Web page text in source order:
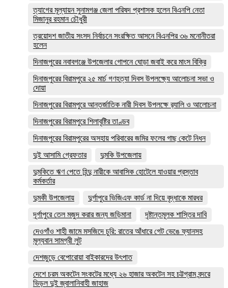
ত্যাগের মূল্যায়ন সুনামগঞ্জ জেলা পরিষদ প্রশাসক হলেন বিএনপি নেতা
মিজানুর রহমান চৌধুরী
ত্রয়োদশ জাতীয় সংসদ নির্বাচনে সংরক্ষিত আসনে বিএনপির ৩৬ মনোনীতরা
হলেন
দিনাজপুরের নবাবগঞ্জে উপজেলার গোপনে ঘোড়া জবাই করে মাংস বিক্রি
দিনাজপুরের ‎বিরামপুরে ২৫ মার্চ গণহত্যা দিবস উপলক্ষ্যে আলোচনা সভা ও
দোয়া
দিনাজপুরের বিরামপুরে আন্তর্জাতিক নারী দিবস উপলক্ষে র‍্যালি ও আলোচনা
দিনাজপুরের বিরামপুরে শিলাবৃষ্টির তাণ্ডব
দিনাজপুরের বিরামপুরের অসহায় পরিবারের জমির ফলের গাছ কেটে নিধন
দুই আসামি গ্রেফতার
দুমকি উপজেলায়
দুমকিতে ঋণ পেতে হিন্দু নারীকে আবাসিক হোটেলে যাওয়ার প্রস্তাব
কর্মকর্তার
দুমকী উপজেলায়
দুর্গাপুরে ভিজিএফ কার্ড না দিয়ে বৃদ্ধাকে মারধর
দূর্গাপুরে তেল মজুদ করার জন্য জড়িমানা
দৃষ্টান্তমূলক শাস্তির দাবি
দেওগাঁও শাহী জামে মসজিদে চুরি: রাতের আঁধারে গেট ভেঙে ফ্যানসহ
মূল্যবান সামগ্রী লুট
দেশজুড়ে বেপোরোয়া বাইকারদের উৎপাত
দেশে চরম অকটেন সংকটের মধ্যে ২৬ হাজার অকটেন সহ চট্টগ্রাম বন্দরে
ভিড়ল দুই জ্বালানিবাহী জাহাজ